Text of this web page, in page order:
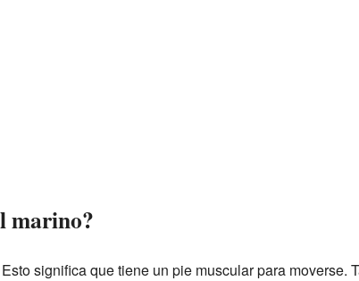
marino?
significa que tiene un pie muscular para moverse.